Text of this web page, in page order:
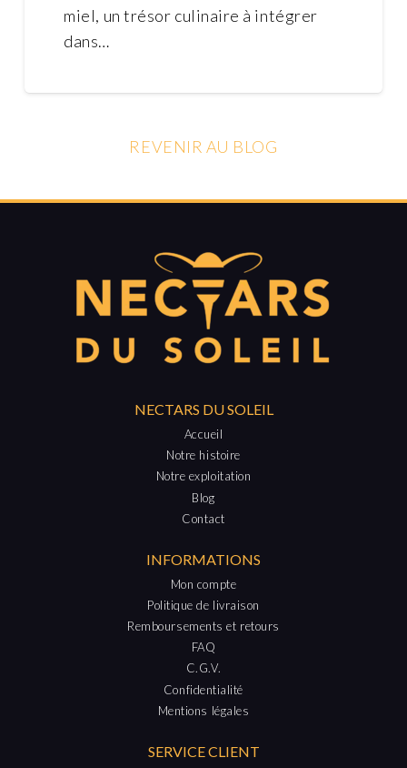
miel, un trésor culinaire à intégrer
dans…
REVENIR AU BLOG
NECTARS DU SOLEIL
Accueil
Notre histoire
Notre exploitation
Blog
Contact
INFORMATIONS
Mon compte
Politique de livraison
Remboursements et retours
FAQ
C.G.V.
Confidentialité
Mentions légales
SERVICE CLIENT